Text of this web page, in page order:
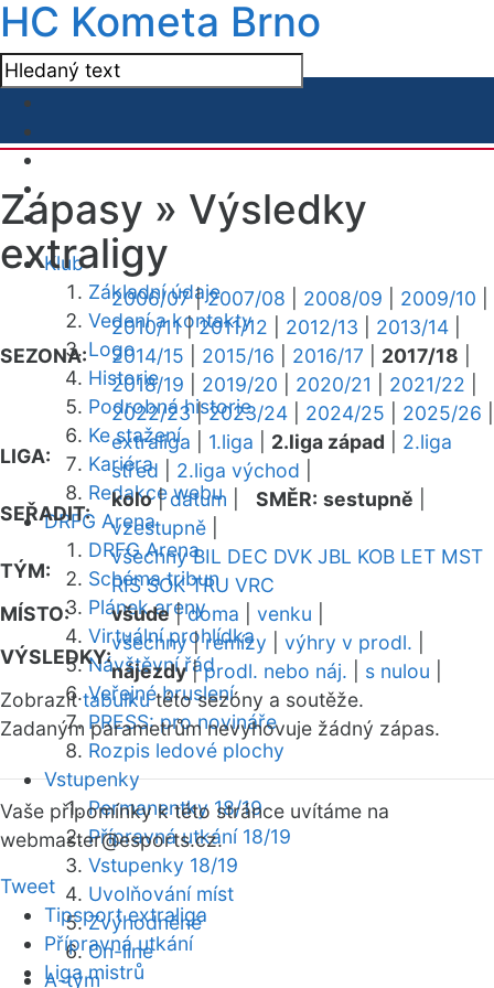
HC Kometa Brno
Klub
Základní údaje
Vedení a kontakty
Logo
Historie
Podrobná historie
Ke stažení
Kariéra
Redakce webu
DRFG Arena
DRFG Arena
Schéma tribun
Plánek areny
Virtuální prohlídka
Návštěvní řád
Veřejné bruslení
PRESS: pro novináře
Rozpis ledové plochy
Vstupenky
Permanentky 18/19
Přípravná utkání 18/19
Vstupenky 18/19
Uvolňování míst
Zvýhodněné
On-line
A-tým
Zápasy » Výsledky
extraligy
SEZONA:
2006/07|2007/08 2008/09 2009/10
2010/11|2011/12 2012/13 2013/14
2014/15
2015/16 2016/17 2017/18
2018/19
2019/20 2020/21 2021/22
2022/23|2023/24 2024/25 2025/26
LIGA:
extraliga 1.liga 2.liga západ
2.liga
střed
2.liga východ
SEŘADIT:
kolo|datum SMĚR: sestupně
vzestupně
TÝM:
všechny BIL DEC DVK JBL KOB LET MST
RIS SOK TRU VRC
MÍSTO:
všude|doma venku
VÝSLEDKY:
všechny|remízy výhry v prodl.
nájezdy|prodl. nebo náj. s nulou
Zobrazittabulkutéto sezóny a soutěže.
Zadaným parametrům nevyhovuje žádný zápas.
Vaše připomínky k této stránce uvítáme na
webmaster@esports.cz.
Tweet
Tipsport extraliga
Přípravná utkání
Liga mistrů